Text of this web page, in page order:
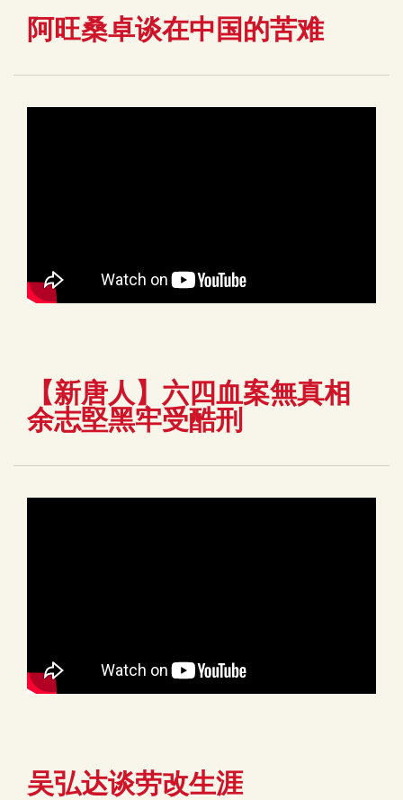
阿旺桑卓谈在中国的苦难
【新唐人】六四血案無真相
余志堅黑牢受酷刑
吴弘达谈劳改生涯